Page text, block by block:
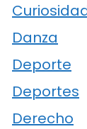
Danza
Deporte
Deportes
Derecho